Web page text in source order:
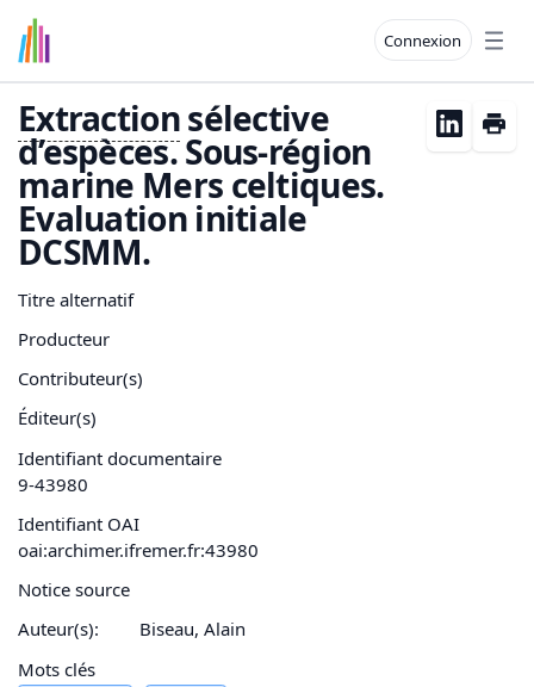
Connexion
Extractionsélective
d’espèces. Sous-région
marine Mers celtiques.
Evaluation initiale
DCSMM.
Titre alternatif
Producteur
Contributeur(s)
Éditeur(s)
Identifiant documentaire
9-43980
Identifiant OAI
oai:archimer.ifremer.fr:43980
Notice source
Auteur(s):
Biseau, Alain
Mots clés